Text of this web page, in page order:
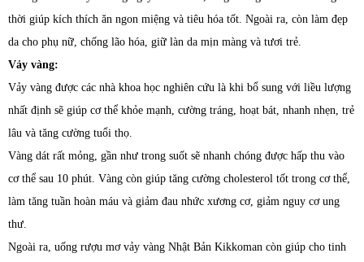
thời giúp kích thích ăn ngon miệng và tiêu hóa tốt. Ngoài ra, còn làm đẹp
da cho phụ nữ, chống lão hóa, giữ làn da mịn màng và tươi trẻ.
Vảy vàng:
Vảy vàng được các nhà khoa học nghiên cứu là khi bổ sung với liều lượng
nhất định sẽ giúp cơ thể khỏe mạnh, cường tráng, hoạt bát, nhanh nhẹn, trẻ
lâu và tăng cường tuổi thọ.
Vàng dát rất mỏng, gần như trong suốt sẽ nhanh chóng được hấp thu vào
cơ thể sau 10 phút. Vàng còn giúp tăng cường cholesterol tốt trong cơ thể,
làm tăng tuần hoàn máu và giảm đau nhức xương cơ, giảm nguy cơ ung
thư.
Ngoài ra, uống rượu mơ vảy vàng Nhật Bản Kikkoman còn giúp cho tinh